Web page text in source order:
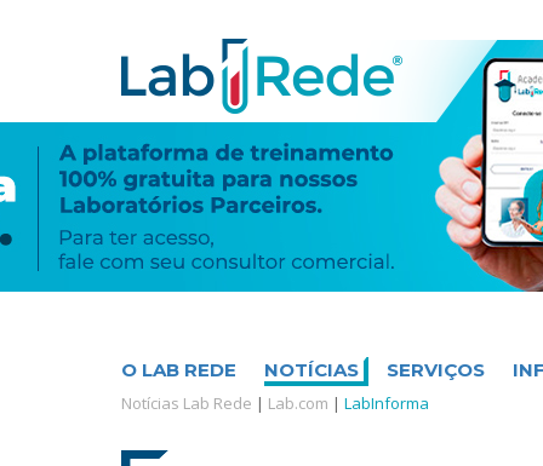
O LAB REDE NOTÍCIAS SERVIÇOS
Notícias Lab Rede | Lab.com | LabInforma